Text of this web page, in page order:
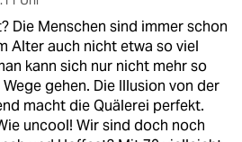
Die Menschen sind immer schon
Alter auch nicht etwa so viel
kann sich nur nicht mehr so
gehen. Die Illusion von der
macht die Quälerei perfekt.
uncool! Wir sind doch noch